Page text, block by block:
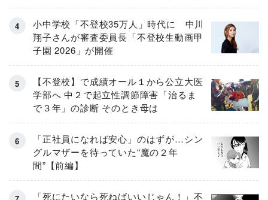
小中学校「不登校35万人」時代に 中川
翔子さんが審査委員長「不登校生動画甲
子園 2026」が開催
【不登校】で成績オール１から公立大医
学部へ 中２で起立性調節障害「治るま
で３年」の診断 そのとき母は
「正社員になれば安心」のはずが…シン
グルマザーを待っていた“魔の２年
間”【前編】
「死にたいなら死ねばいいじゃん！」不